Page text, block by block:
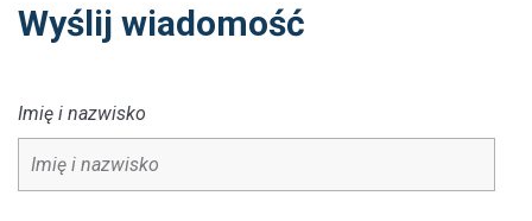
Wyślij wiadomość
Imię i nazwisko